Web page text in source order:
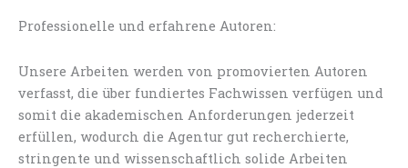
Professionelle und erfahrene Autoren:
Unsere Arbeiten werden von promovierten Autoren
verfasst, die über fundiertes Fachwissen verfügen und
somit die akademischen Anforderungen jederzeit
erfüllen, wodurch die Agentur gut recherchierte,
stringente und wissenschaftlich solide Arbeiten